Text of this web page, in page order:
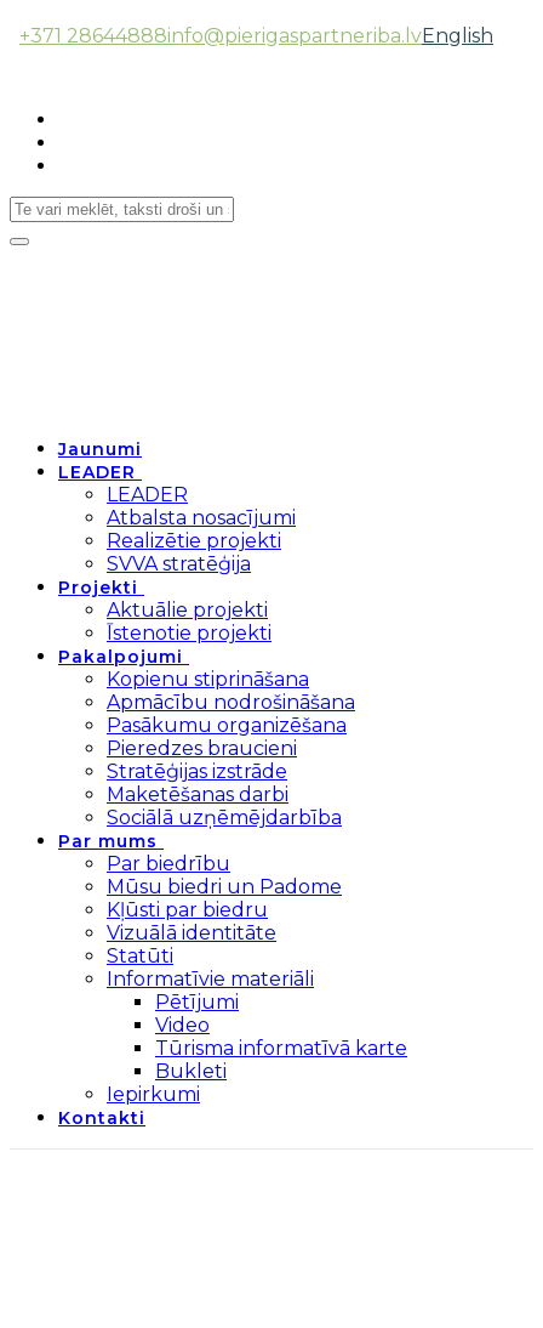
+371 28644888info@pierigaspartneriba.lvEnglish
Toggle
Jaunumi
LEADER
LEADER
Atbalsta nosacījumi
Realizētie projekti
SVVA stratēģija
Projekti
Aktuālie projekti
Īstenotie projekti
Pakalpojumi
Kopienu stiprināšana
Apmācību nodrošināšana
Pasākumu organizēšana
Pieredzes braucieni
Stratēģijas izstrāde
Maketēšanas darbi
Sociālā uzņēmējdarbība
Par mums
Par biedrību
Mūsu biedri un Padome
Kļūsti par biedru
Vizuālā identitāte
Statūti
Informatīvie materiāli
Pētījumi
Video
Tūrisma informatīvā karte
Bukleti
Iepirkumi
Kontakti